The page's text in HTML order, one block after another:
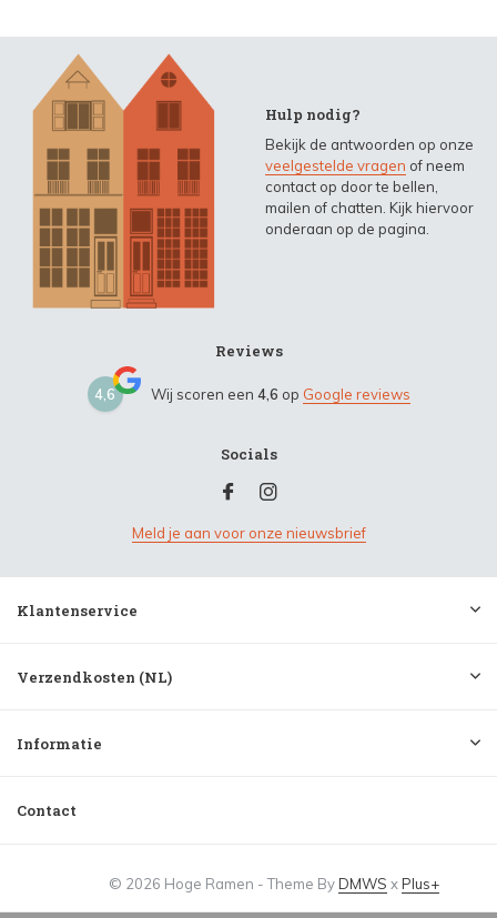
Hulp nodig?
Bekijk de antwoorden op onze
veelgestelde vragen of neem
contact op door te bellen,
mailen of chatten. Kijk hiervoor
onderaan op de pagina.
Reviews
4,6 Wij scoren een 4,6 op Google reviews
Socials
Meld je aan voor onze nieuwsbrief
Klantenservice
Verzendkosten (NL)
Informatie
Contact
© 2026 Hoge Ramen - Theme ByDMWS xPlus+